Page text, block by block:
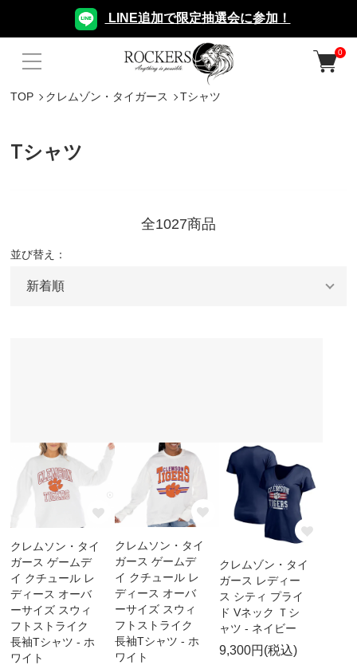
LINE追加で限定抽選会に参加！
0
TOP クレムゾン・タイガース Tシャツ
Tシャツ
全1027商品
並び替え：
クレムソン・タイ
ガース ゲームデ
イ クチュール レ
ディース オーバ
ーサイズ スウィ
フトストライク
長袖Tシャツ - ホ
ワイト
クレムソン・タイ
ガース ゲームデ
イ クチュール レ
ディース オーバ
ーサイズ スウィ
フトストライク
長袖Tシャツ - ホ
ワイト
クレムゾン・タイ
ガース レディー
ス シティ プライ
ド Vネック Ｔシ
ャツ - ネイビー
9,300円(税込)